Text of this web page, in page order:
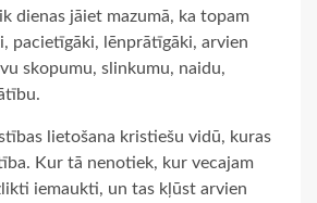
dienas jāiet mazumā, ka topam
pacietīgāki, lēnprātīgāki, arvien
skopumu, slinkumu, naidu,
lietošana kristiešu vidū, kuras
Kur tā nenotiek, kur vecajam
iemaukti, un tas kļūst arvien